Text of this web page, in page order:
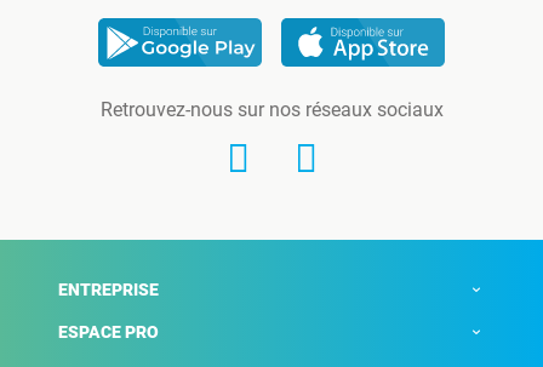
Retrouvez-nous sur nos réseaux sociaux
ENTREPRISE
ESPACE PRO